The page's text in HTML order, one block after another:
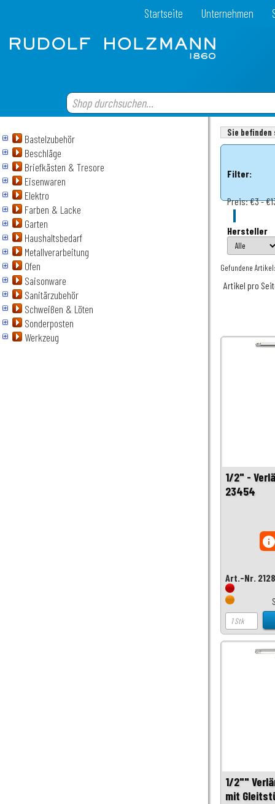
Startseite Unternehmen
Bastelzubehör
Beschläge
Briefkästen & Tresore
Eisenwaren
Elektro
Farben & Lacke
Garten
Haushaltsbedarf
Metallverarbeitung
Ofen
Saisonware
Sanitärzubehör
Schweißen & Löten
Sonderposten
Werkzeug
Sie
Filter:
Preis:€3 -
Hersteller
Gefundene
Artikel pro
1/2" -
23454
Art.-Nr.
1/2""
mit